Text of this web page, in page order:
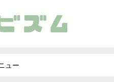
ュー